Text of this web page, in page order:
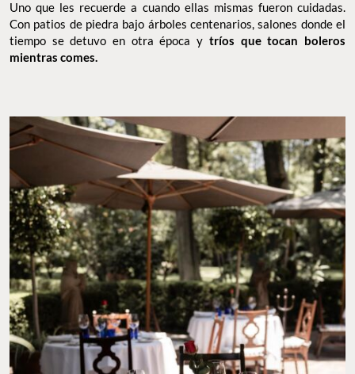
Uno que les recuerde a cuando ellas mismas fueron cuidadas.
Con patios de piedra bajo árboles centenarios, salones donde el
tiempo se detuvo en otra época y tríos que tocan boleros
mientras comes.